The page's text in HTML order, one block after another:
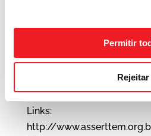
Permitir
Rejeitar
encontro, que reuniu os
coordenado pelo CEO da
jurídico da Associação,
Links:
http://